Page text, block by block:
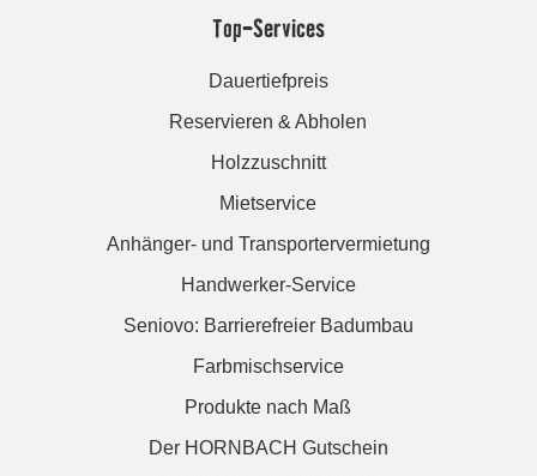
Top-Services
Dauertiefpreis
Reservieren & Abholen
Holzzuschnitt
Mietservice
Anhänger- und Transportervermietung
Handwerker-Service
Seniovo: Barrierefreier Badumbau
Farbmischservice
Produkte nach Maß
Der HORNBACH Gutschein